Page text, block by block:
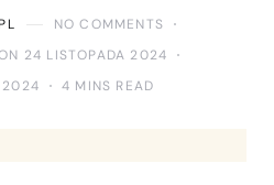
NO COMMENTS
24 LISTOPADA 2024
2024
4 MINS READ